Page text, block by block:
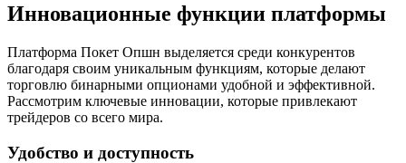
Инновационные функции платформы
Платформа Покет Опшн выделяется среди конкурентов
благодаря своим уникальным функциям, которые делают
торговлю бинарными опционами удобной и эффективной.
Рассмотрим ключевые инновации, которые привлекают
трейдеров со всего мира.
Удобство и доступность